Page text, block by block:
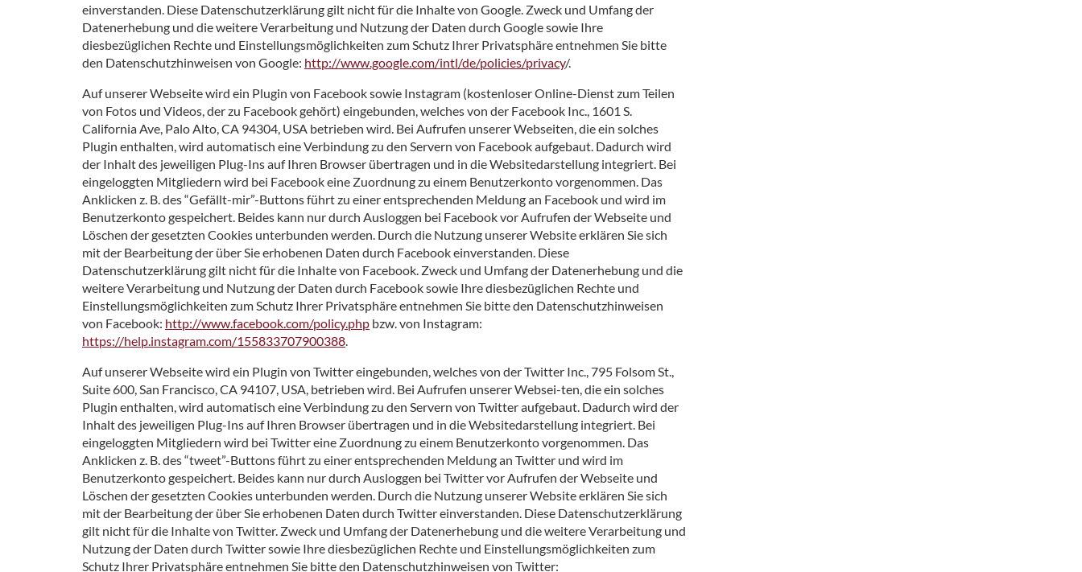
einverstanden. Diese Datenschutzerklärung gilt nicht für die Inhalte von Google. Zweck und Umfang der
Datenerhebung und die weitere Verarbeitung und Nutzung der Daten durch Google sowie Ihre
diesbezüglichen Rechte und Einstellungsmöglichkeiten zum Schutz Ihrer Privatsphäre entnehmen Sie bitte
den Datenschutzhinweisen von Google: http://www.google.com/intl/de/policies/privacy/.
Auf unserer Webseite wird ein Plugin von Facebook sowie Instagram (kostenloser Online-Dienst zum Teilen
von Fotos und Videos, der zu Facebook gehört) eingebunden, welches von der Facebook Inc., 1601 S.
California Ave, Palo Alto, CA 94304, USA betrieben wird. Bei Aufrufen unserer Webseiten, die ein solches
Plugin enthalten, wird automatisch eine Verbindung zu den Servern von Facebook aufgebaut. Dadurch wird
der Inhalt des jeweiligen Plug-Ins auf Ihren Browser übertragen und in die Websitedarstellung integriert. Bei
eingeloggten Mitgliedern wird bei Facebook eine Zuordnung zu einem Benutzerkonto vorgenommen. Das
Anklicken z. B. des “Gefällt-mir”-Buttons führt zu einer entsprechenden Meldung an Facebook und wird im
Benutzerkonto gespeichert. Beides kann nur durch Ausloggen bei Facebook vor Aufrufen der Webseite und
Löschen der gesetzten Cookies unterbunden werden. Durch die Nutzung unserer Website erklären Sie sich
mit der Bearbeitung der über Sie erhobenen Daten durch Facebook einverstanden. Diese
Datenschutzerklärung gilt nicht für die Inhalte von Facebook. Zweck und Umfang der Datenerhebung und die
weitere Verarbeitung und Nutzung der Daten durch Facebook sowie Ihre diesbezüglichen Rechte und
Einstellungsmöglichkeiten zum Schutz Ihrer Privatsphäre entnehmen Sie bitte den Datenschutzhinweisen
von Facebook: http://www.facebook.com/policy.php bzw. von Instagram:
https://help.instagram.com/155833707900388.
Auf unserer Webseite wird ein Plugin von Twitter eingebunden, welches von der Twitter Inc., 795 Folsom St.,
Suite 600, San Francisco, CA 94107, USA, betrieben wird. Bei Aufrufen unserer Websei-ten, die ein solches
Plugin enthalten, wird automatisch eine Verbindung zu den Servern von Twitter aufgebaut. Dadurch wird der
Inhalt des jeweiligen Plug-Ins auf Ihren Browser übertragen und in die Websitedarstellung integriert. Bei
eingeloggten Mitgliedern wird bei Twitter eine Zuordnung zu einem Benutzerkonto vorgenommen. Das
Anklicken z. B. des “tweet”-Buttons führt zu einer entsprechenden Meldung an Twitter und wird im
Benutzerkonto gespeichert. Beides kann nur durch Ausloggen bei Twitter vor Aufrufen der Webseite und
Löschen der gesetzten Cookies unterbunden werden. Durch die Nutzung unserer Website erklären Sie sich
mit der Bearbeitung der über Sie erhobenen Daten durch Twitter einverstanden. Diese Datenschutzerklärung
gilt nicht für die Inhalte von Twitter. Zweck und Umfang der Datenerhebung und die weitere Verarbeitung und
Nutzung der Daten durch Twitter sowie Ihre diesbezüglichen Rechte und Einstellungsmöglichkeiten zum
Schutz Ihrer Privatsphäre entnehmen Sie bitte den Datenschutzhinweisen von Twitter: